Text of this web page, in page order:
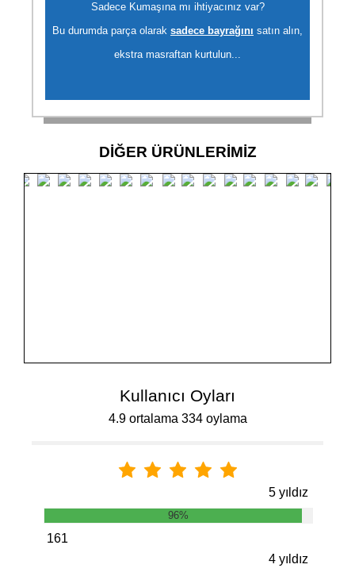
Sadece Kumaşına mı ihtiyacınız var?
Bu durumda parça olarak sadece bayrağını satın alın,
ekstra masraftan kurtulun...
DİĞER ÜRÜNLERİMİZ
Kullanıcı Oyları
4.9 ortalama 334 oylama
5 yıldız
96%
161
4 yıldız